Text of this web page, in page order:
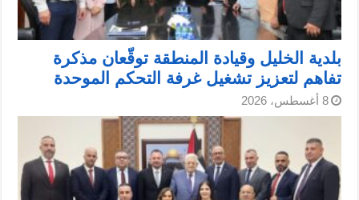
بلدية الخليل وقيادة المنطقة توقّعان مذكرة
تفاهم لتعزيز تشغيل غرفة التحكم الموحدة
8 أغسطس، 2026